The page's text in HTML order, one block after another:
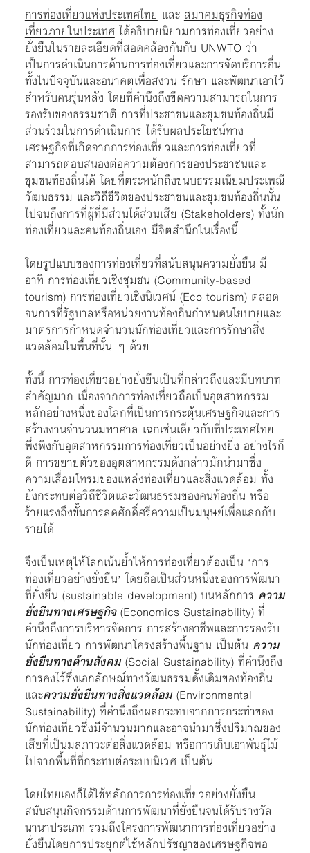
การท่องเที่ยวแห่งประเทศไทยและสมาคมธุรกิจท่อง
เที่ยวภายในประเทศได้อธิบายนิยามการท่องเที่ยวอย่าง
ยั่งยืนในรายละเอียดที่สอดคล้องกันกับ UNWTO ว่า
เป็นการดำเนินการด้านการท่องเที่ยวและการจัดบริการอื่น
ทั้งในปัจจุบันและอนาคตเพื่อสงวน รักษา และพัฒนาเอาไว้
สำหรับคนรุ่นหลัง โดยที่คำนึงถึงขีดความสามารถในการ
รองรับของธรรมชาติ การที่ประชาชนและชุมชนท้องถิ่นมี
ส่วนร่วมในการดำเนินการ ได้รับผลประโยชน์ทาง
เศรษฐกิจที่เกิดจากการท่องเที่ยวและการท่องเที่ยวที่
สามารถตอบสนองต่อความต้องการของประชาชนและ
ชุมชนท้องถิ่นได้ โดยที่ตระหนักถึงขนบธรรมเนียมประเพณี
วัฒนธรรม และวิถีชีวิตของประชาชนและชุมชนท้องถิ่นนั้น
ไปจนถึงการที่ผู้ที่มีส่วนได้ส่วนเสีย (Stakeholders) ทั้งนัก
ท่องเที่ยวและคนท้องถิ่นเอง มีจิตสำนึกในเรื่องนี้
โดยรูปแบบของการท่องเที่ยวที่สนับสนุนความยั่งยืน มี
อาทิ การท่องเที่ยวเชิงชุมชน (Community-based
tourism) การท่องเที่ยวเชิงนิเวศน์ (Eco tourism) ตลอด
จนการที่รัฐบาลหรือหน่วยงานท้องถิ่นกำหนดนโยบายและ
มาตรการกำหนดจำนวนนักท่องเที่ยวและการรักษาสิ่ง
แวดล้อมในพื้นที่นั้น ๆ ด้วย
ทั้งนี้ การท่องเที่ยวอย่างยั่งยืนเป็นที่กล่าวถึงและมีบทบาท
สำคัญมาก เนื่องจากการท่องเที่ยวถือเป็นอุตสาหกรรม
หลักอย่างหนึ่งของโลกที่เป็นการกระตุ้นเศรษฐกิจและการ
สร้างงานจำนวนมหาศาล เฉกเช่นเดียวกับที่ประเทศไทย
พึ่งพิงกับอุตสาหกรรมการท่องเที่ยวเป็นอย่างยิ่ง อย่างไรก็
ดี การขยายตัวของอุตสาหกรรมดังกล่าวมักนำมาซึ่ง
ความเสื่อมโทรมของแหล่งท่องเที่ยวและสิ่งแวดล้อม ทั้ง
ยังกระทบต่อวิถีชีวิตและวัฒนธรรมของคนท้องถิ่น หรือ
ร้ายแรงถึงขั้นการลดศักดิ์ศรีความเป็นมนุษย์เพื่อแลกกับ
รายได้
จึงเป็นเหตุให้โลกเน้นย้ำให้การท่องเที่ยวต้องเป็น ‘การ
ท่องเที่ยวอย่างยั่งยืน’ โดยถือเป็นส่วนหนึ่งของการพัฒนา
ที่ยั่งยืน (sustainable development) บนหลักการ ความ
ยั่งยืนทางเศรษฐกิจ(Economics Sustainability) ที่
คำนึงถึงการบริหารจัดการ การสร้างอาชีพและการรองรับ
นักท่องเที่ยว การพัฒนาโครงสร้างพื้นฐาน เป็นต้น ความ
ยั่งยืนทางด้านสังคม(Social Sustainability) ที่คำนึงถึง
การคงไว้ซึ่งเอกลักษณ์ทางวัฒนธรรมดั้งเดิมของท้องถิ่น
และความยั่งยืนทางสิ่งแวดล้อม(Environmental
Sustainability) ที่คำนึงถึงผลกระทบจากการกระทำของ
นักท่องเที่ยวซึ่งมีจำนวนมากและอาจนำมาซึ่งปริมาณของ
เสียที่เป็นมลภาวะต่อสิ่งแวดล้อม หรือการเก็บเอาพันธุ์ไม้
ไปจากพื้นที่ที่กระทบต่อระบบนิเวศ เป็นต้น
โดยไทยเองก็ได้ใช้หลักการการท่องเที่ยวอย่างยั่งยืน
สนับสนุนกิจกรรมด้านการพัฒนาที่ยั่งยืนจนได้รับรางวัล
นานาประเภท รวมถึงโครงการพัฒนาการท่องเที่ยวอย่าง
ยั่งยืนโดยการประยุกต์ใช้หลักปรัชญาของเศรษฐกิจพอ